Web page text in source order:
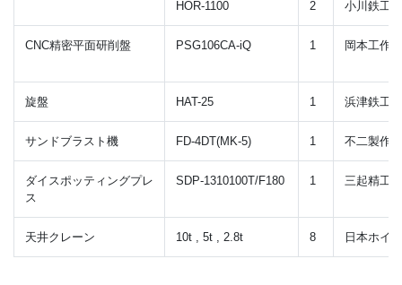
HOR-1100 2 小川鉄工
CNC精密平面研削盤 PSG106CA-iQ 1 岡本工作
旋盤 HAT-25 1 浜津鉄工
サンドブラスト機 FD-4DT(MK-5) 1 不二製作所
ダイスポッティングプレ
ス
SDP-1310100T/F180 1 三起精工
天井クレーン 10t , 5t , 2.8t 8 日本ホイ